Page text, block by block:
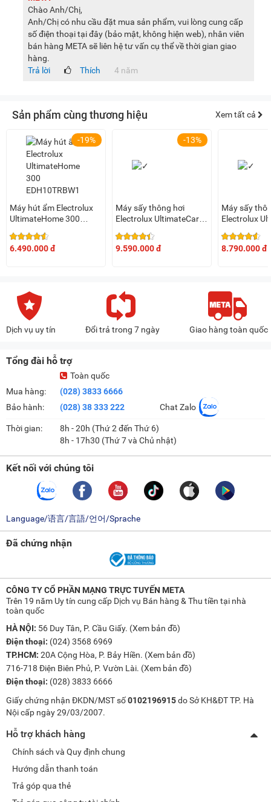
Chào Anh/Chị,
Anh/Chị có nhu cầu đặt mua sản phẩm, vui lòng cung cấp
số điện thoại tại đây (bảo mật, không hiện web), nhân viên
bán hàng META sẽ liên hệ tư vấn cụ thể về thời gian giao
hàng.
Trả lời
Thích 4 năm
Sản phẩm cùng thương hiệu Xem tất cả
-19%
Máy hút ẩm Electrolux
UltimateHome 300
phòng 42m2)
6.490.000 đ
-13%
Máy sấy thông hơi
Electrolux UltimateCare
9.590.000 đ
Máy sấy
Electrolux
8.790.000 đ
Dịch vụ uy tín Đổi trả trong 7 ngày Giao hàng toàn quốc
Tổng đài hỗ trợ
Mua hàng:
Bảo hành:
Toàn quốc
(028) 3833 6666
(028) 38 333 222
Chat Zalo
Thời gian:
8h - 20h (Thứ 2 đến Thứ 6)
8h - 17h30 (Thứ 7 và Chủ nhật)
Kết nối với chúng tôi
Language/语言/言語/언어/Sprache
Đã chứng nhận
CÔNG TY CỔ PHẦN MẠNG TRỰC TUYẾN META
Trên 19 năm Uy tín cung cấp Dịch vụ Bán hàng & Thu tiền tại nhà
toàn quốc
HÀ NỘI: 56 Duy Tân, P. Cầu Giấy. (Xem bản đồ)
Điện thoại: (024) 3568 6969
TP.HCM: 20A Cộng Hòa, P. Bảy Hiền. (Xem bản đồ)
716-718 Điện Biên Phủ, P. Vườn Lài. (Xem bản đồ)
Điện thoại: (028) 3833 6666
Giấy chứng nhận ĐKDN/MST số0102196915do Sở KH&ĐT TP. Hà
Nội cấp ngày 29/03/2007.
Hỗ trợ khách hàng
Chính sách và Quy định chung
Hướng dẫn thanh toán
Trả góp qua thẻ